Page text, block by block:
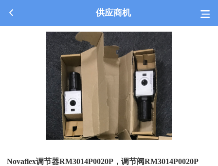
供应商机
Novaflex调节器RM3014P0020P，调节阀RM3014P0020P